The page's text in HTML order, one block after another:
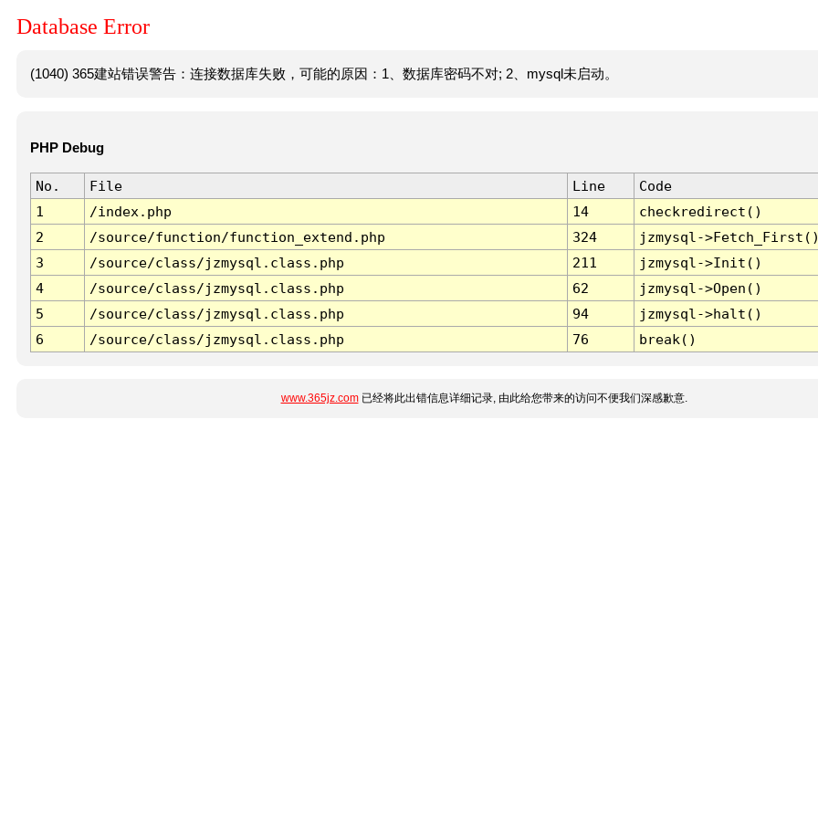
Database Error
(1040) 365建站错误警告：连接数据库失败，可能的原因：1、数据库密码不对; 2、mysql未启动。
PHP Debug
No. File Line
Code
1
/index.php 14
checkredirect()
2
/source/function/function_extend.php 324
jzmysql-
3
/source/class/jzmysql.class.php 211
jzmysql->Init()
4
/source/class/jzmysql.class.php 62
jzmysql->Open()
5
/source/class/jzmysql.class.php 94
jzmysql->halt()
6
/source/class/jzmysql.class.php 76 break()
www.365jz.com已经将此出错信息详细记录, 由此给您带来的访问不便我们深感歉意.